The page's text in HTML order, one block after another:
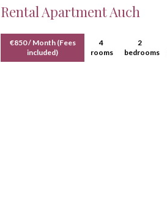
Rental Apartment Auch
€850 / Month (Fees
included)
4
rooms
2
bedrooms